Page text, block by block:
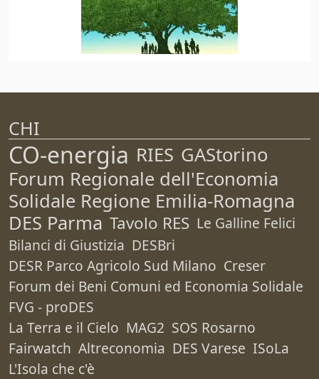
CHI
CO-energia RIES GAStorino
Forum Regionale dell'Economia
Solidale Regione Emilia-Romagna
DES Parma Tavolo RES Le Galline Felici
Bilanci di Giustizia DESBri
DESR Parco Agricolo Sud Milano Creser
Forum dei Beni Comuni ed Economia Solidale
FVG - proDES
La Terra e il Cielo MAG2 SOS Rosarno
Fairwatch Altreconomia DES Varese ISoLa
L'Isola che c'è